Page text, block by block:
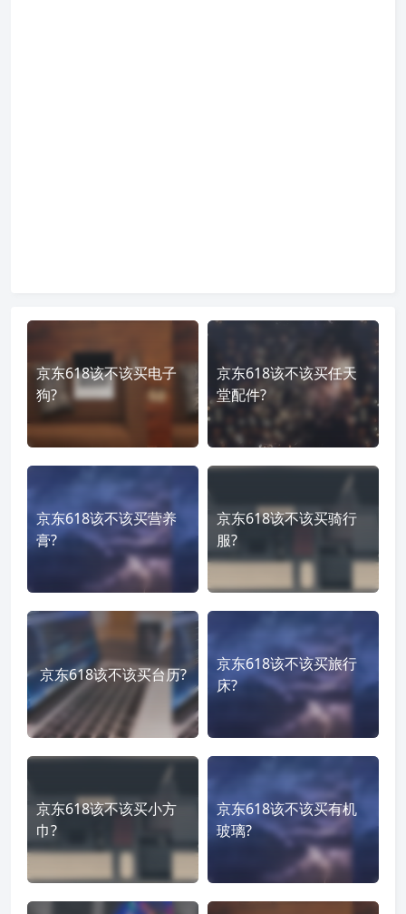
京东618该不该买电子
狗?
京东618该不该买任天
堂配件?
京东618该不该买营养
膏?
京东618该不该买骑行
服?
京东618该不该买台历?
京东618该不该买旅行
床?
京东618该不该买小方
巾?
京东618该不该买有机
玻璃?